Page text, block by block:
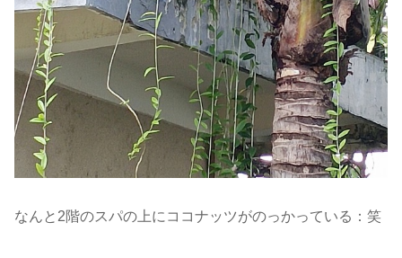
なんと2階のスパの上にココナッツがのっかっている：笑